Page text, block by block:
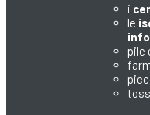
i
le
pile